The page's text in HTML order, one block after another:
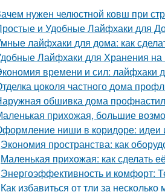
нужен челюстной ковш при
и Удобные Лайфхаки для
лайфхаки для дома: как
Лайфхаки для Хранения
времени и сил: лайфхаки
цоколя частного дома
обшивка дома
прихожая, большие
ниши в коридоре: идеи
Экономия пространства: как
Маленькая прихожая: как сделать
Энергоэффективность и комфорт:
Как избавиться от тли за